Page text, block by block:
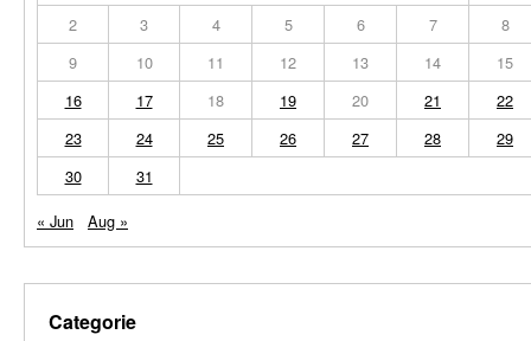
2
3 4 5 6 7
8
9
10 11 12 13 14
15
16
17 18 19 20 21
22
23
24 25 26 27 28
29
30
31
« Jun
Aug »
Categorie